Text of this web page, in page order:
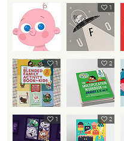
1
1 2
1 2